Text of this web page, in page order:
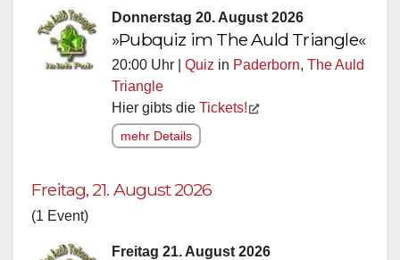
Donnerstag 20. August 2026
»Pubquiz im The Auld Triangle«
20:00 Uhr | Quiz in Paderborn, The Auld
Triangle
Hier gibts die Tickets!
mehr Details
Freitag, 21. August 2026
(1 Event)
Freitag 21. August 2026